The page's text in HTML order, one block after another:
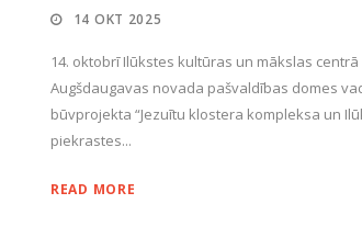
14 OKT 2025
14. oktobrī Ilūkstes kultūras un mākslas
Augšdaugavas novada pašvaldības domes
būvprojekta “Jezuītu klostera kompleksa un
piekrastes...
READ MORE